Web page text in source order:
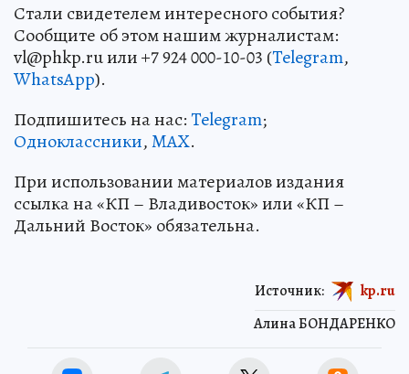
Стали свидетелем интересного события?
Сообщите об этом нашим журналистам:
vl@phkp.ru или +7 924 000-10-03 (Telegram,
WhatsApp).
Подпишитесь на нас:Telegram;
Одноклассники,MAX.
При использовании материалов издания
ссылка на «КП – Владивосток» или «КП –
Дальний Восток» обязательна.
Алина БОНДАРЕНКО
Источник: kp.ru